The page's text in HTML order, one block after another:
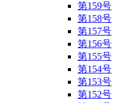
第159号
第158号
第157号
第156号
第155号
第154号
第153号
第152号